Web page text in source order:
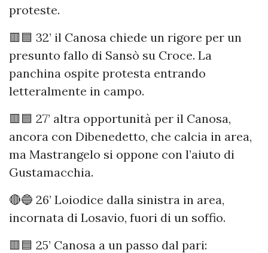
proteste.
🟥🟦 32’ il Canosa chiede un rigore per un
presunto fallo di Sansò su Croce. La
panchina ospite protesta entrando
letteralmente in campo.
🟥🟦 27’ altra opportunità per il Canosa,
ancora con Dibenedetto, che calcia in area,
ma Mastrangelo si oppone con l’aiuto di
Gustamacchia.
🔴🔵 26’ Loiodice dalla sinistra in area,
incornata di Losavio, fuori di un soffio.
🟥🟦 25’ Canosa a un passo dal pari: